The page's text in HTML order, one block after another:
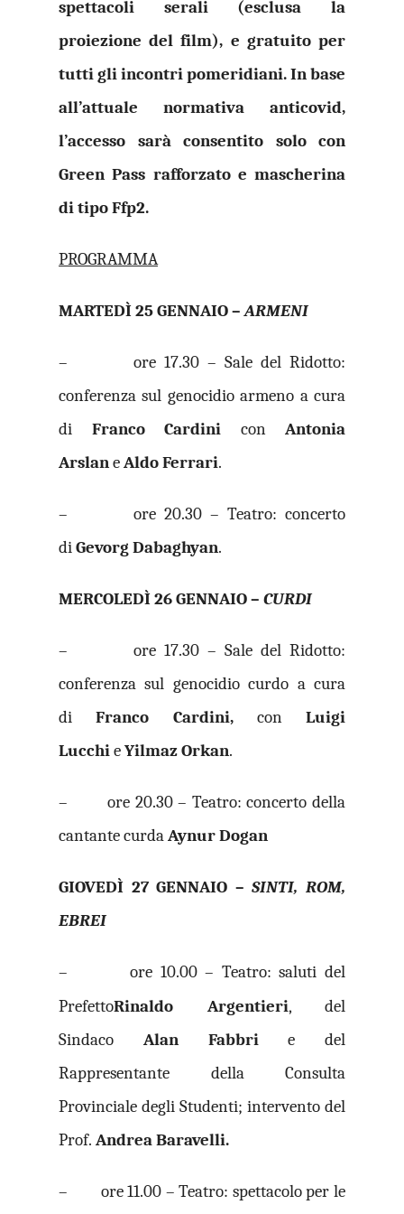
spettacoli serali (esclusa la
proiezione del film), e gratuito per
tutti gli incontri pomeridiani. In base
all’attuale normativa anticovid,
l’accesso sarà consentito solo con
Green Pass rafforzato e mascherina
di tipo Ffp2.
PROGRAMMA
MARTEDÌ 25 GENNAIO –ARMENI
– ore 17.30 – Sale del Ridotto:
conferenza sul genocidio armeno a cura
di Franco Cardini con Antonia
ArslaneAldo Ferrari.
– ore 20.30 – Teatro: concerto
diGevorg Dabaghyan.
MERCOLEDÌ 26 GENNAIO – CURDI
– ore 17.30 – Sale del Ridotto:
conferenza sul genocidio curdo a cura
diFranco Cardini,con Luigi
LucchieYilmaz Orkan.
– ore 20.30 – Teatro: concerto della
cantante curdaAynur Dogan
GIOVEDÌ 27 GENNAIO –SINTI, ROM,
EBREI
– ore 10.00 – Teatro: saluti del
PrefettoRinaldo Argentieri, del
Sindaco Alan Fabbrie del
Rappresentante della Consulta
Provinciale degli Studenti; intervento del
Prof. Andrea Baravelli.
– ore 11.00 – Teatro: spettacolo per le